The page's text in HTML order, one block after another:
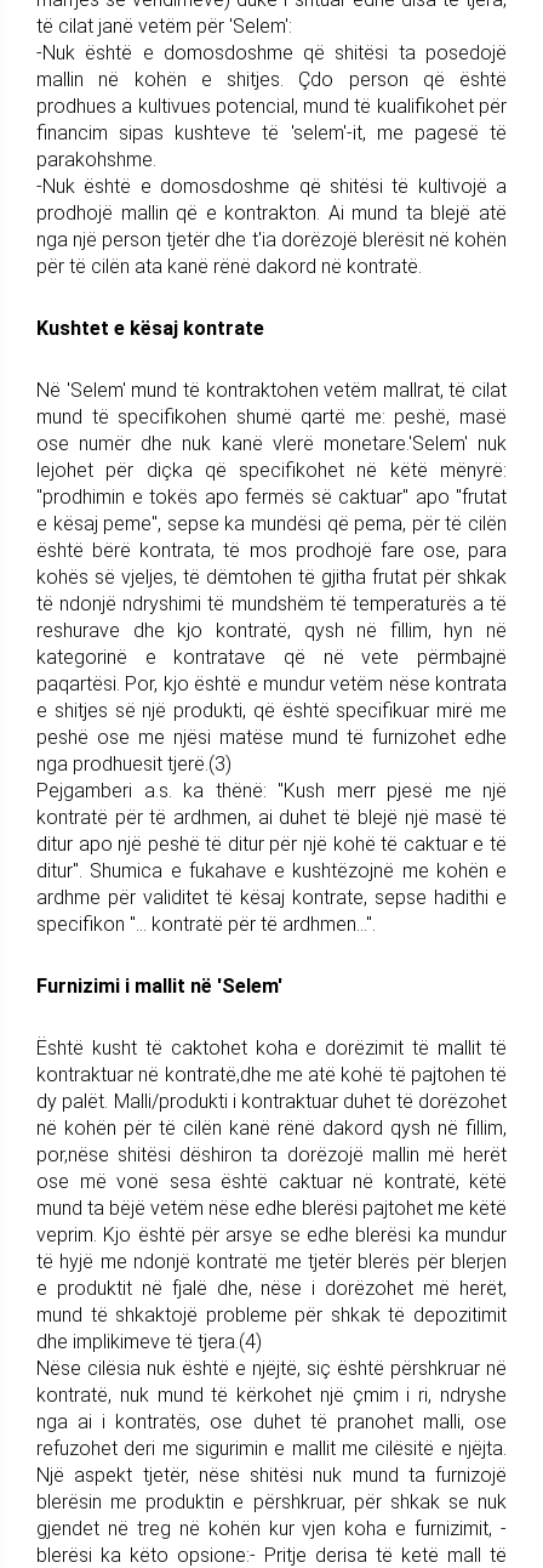
të cilat janë vetëm për 'Selem':
-Nuk është e domosdoshme që shitësi ta posedojë
mallin në kohën e shitjes. Çdo person që është
prodhues a kultivues potencial, mund të kualifikohet për
financim sipas kushteve të 'selem'-it, me pagesë të
parakohshme.
-Nuk është e domosdoshme që shitësi të kultivojë a
prodhojë mallin që e kontrakton. Ai mund ta blejë atë
nga një person tjetër dhe t'ia dorëzojë blerësit në kohën
për të cilën ata kanë rënë dakord në kontratë.
Kushtet e kësaj kontrate
Në 'Selem' mund të kontraktohen vetëm mallrat, të cilat
mund të specifikohen shumë qartë me: peshë, masë
ose numër dhe nuk kanë vlerë monetare.'Selem' nuk
lejohet për diçka që specifikohet në këtë mënyrë:
"prodhimin e tokës apo fermës së caktuar" apo "frutat
e kësaj peme", sepse ka mundësi që pema, për të cilën
është bërë kontrata, të mos prodhojë fare ose, para
kohës së vjeljes, të dëmtohen të gjitha frutat për shkak
të ndonjë ndryshimi të mundshëm të temperaturës a të
reshurave dhe kjo kontratë, qysh në fillim, hyn në
kategorinë e kontratave që në vete përmbajnë
paqartësi. Por, kjo është e mundur vetëm nëse kontrata
e shitjes së një produkti, që është specifikuar mirë me
peshë ose me njësi matëse mund të furnizohet edhe
nga prodhuesit tjerë.(3)
Pejgamberi a.s. ka thënë: "Kush merr pjesë me një
kontratë për të ardhmen, ai duhet të blejë një masë të
ditur apo një peshë të ditur për një kohë të caktuar e të
ditur". Shumica e fukahave e kushtëzojnë me kohën e
ardhme për validitet të kësaj kontrate, sepse hadithi e
specifikon "... kontratë për të ardhmen...".
Furnizimi i mallit në 'Selem'
Është kusht të caktohet koha e dorëzimit të mallit të
kontraktuar në kontratë,dhe me atë kohë të pajtohen të
dy palët. Malli/produkti i kontraktuar duhet të dorëzohet
në kohën për të cilën kanë rënë dakord qysh në fillim,
por,nëse shitësi dëshiron ta dorëzojë mallin më herët
ose më vonë sesa është caktuar në kontratë, këtë
mund ta bëjë vetëm nëse edhe blerësi pajtohet me këtë
veprim. Kjo është për arsye se edhe blerësi ka mundur
të hyjë me ndonjë kontratë me tjetër blerës për blerjen
e produktit në fjalë dhe, nëse i dorëzohet më herët,
mund të shkaktojë probleme për shkak të depozitimit
dhe implikimeve të tjera.(4)
Nëse cilësia nuk është e njëjtë, siç është përshkruar në
kontratë, nuk mund të kërkohet një çmim i ri, ndryshe
nga ai i kontratës, ose duhet të pranohet malli, ose
refuzohet deri me sigurimin e mallit me cilësitë e njëjta.
Një aspekt tjetër, nëse shitësi nuk mund ta furnizojë
blerësin me produktin e përshkruar, për shkak se nuk
gjendet në treg në kohën kur vjen koha e furnizimit, -
blerësi ka këto opsione:- Pritje derisa të ketë mall të